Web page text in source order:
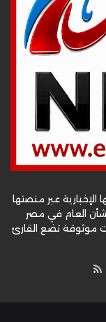
عبر منصتها
العام في مصر
موثوقة تضع القارئ
وسط